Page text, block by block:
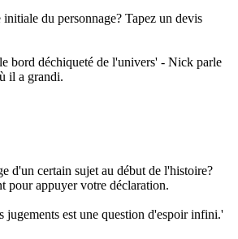
du personnage? Tapez un devis
bord déchiqueté de l'univers' - Nick parle
il a grandi.
d'un certain sujet au début de l'histoire?
pour appuyer votre déclaration.
jugements est une question d'espoir infini.'